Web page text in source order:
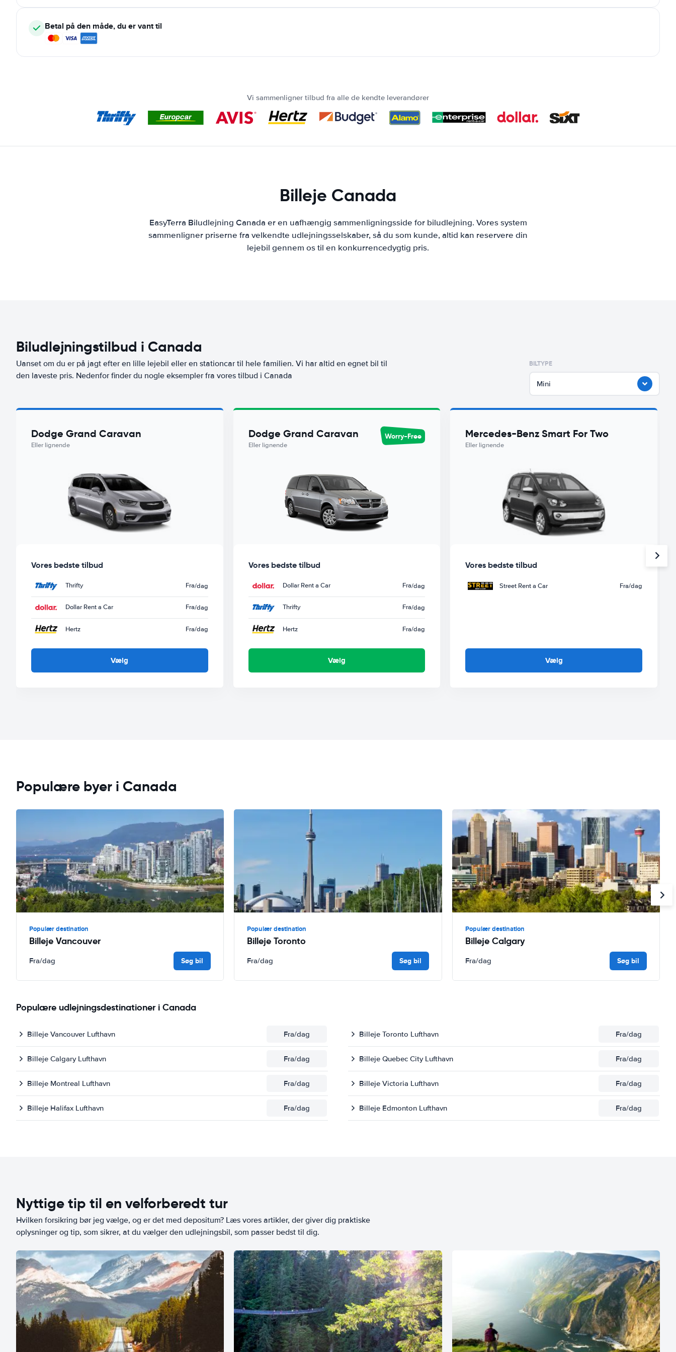
Betal på den måde, du er vant til
Vi sammenligner tilbud fra alle de kendte leverandører
Billeje Canada
EasyTerra Biludlejning Canada er en uafhængig sammenligningsside for biludlejning. Vores system
sammenligner priserne fra velkendte udlejningsselskaber, så du som kunde, altid kan reservere din
lejebil gennem os til en konkurrencedygtig pris.
Biludlejningstilbud i Canada
Uanset om du er på jagt efter en lille lejebil eller en stationcar til hele familien. Vi har altid en egnet bil til
den laveste pris. Nedenfor finder du nogle eksempler fra vores tilbud i Canada
BILTYPE
Mini
Dodge Grand Caravan
Eller lignende
Vores bedste tilbud
Thrifty Fra/dag
Dollar Rent a Car Fra/dag
Hertz Fra/dag
Vælg
Dodge Grand Caravan
Eller lignende
Worry-Free
Vores bedste tilbud
Dollar Rent a Car Fra/dag
Thrifty Fra/dag
Hertz Fra/dag
Vælg
Mercedes-Benz Smart For Two
Eller lignende
Vores bedste tilbud
Street Rent a Car Fra/dag
Vælg
Populære byer i Canada
Populær destination
Billeje Vancouver
Fra/dag Søg bil
Populær destination
Billeje Toronto
Fra/dag Søg bil
Populær destination
Billeje Calgary
Fra/dag Søg bil
Populære udlejningsdestinationer i Canada
Billeje Vancouver Lufthavn Fra/dag Billeje Toronto Lufthavn Fra/dag
Billeje Calgary Lufthavn Fra/dag Billeje Quebec City Lufthavn Fra/dag
Billeje Montreal Lufthavn Fra/dag Billeje Victoria Lufthavn Fra/dag
Billeje Halifax Lufthavn Fra/dag Billeje Edmonton Lufthavn Fra/dag
Nyttige tip til en velforberedt tur
Hvilken forsikring bør jeg vælge, og er det med depositum? Læs vores artikler, der giver dig praktiske
oplysninger og tip, som sikrer, at du vælger den udlejningsbil, som passer bedst til dig.